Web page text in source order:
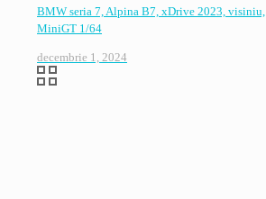
BMW seria 7, Alpina B7, xDrive 2023, visiniu,
MiniGT 1/64
decembrie 1, 2024